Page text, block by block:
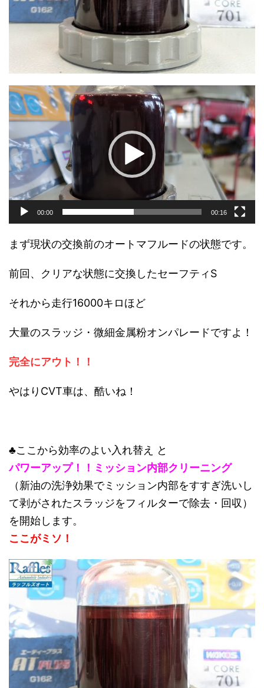
動
画
プ
レ
ー
ヤ
ー
00:00 00:16
まず現状の交換前のオートマフルードの状態です。
前回、クリアな状態に交換したセーフティS
それから走行16000キロほど
大量のスラッジ・微細金属粉オンパレードですよ！
完全にアウト！！
やはりCVT車は、酷いね！
♣ここから効率のよい入れ替え と
パワーアップ！！ミッション内部クリーニング
（新油の洗浄効果でミッション内部をすすぎ洗いし
て剥がされたスラッジをフィルターで除去・回収）
を開始します。
ここがミソ！